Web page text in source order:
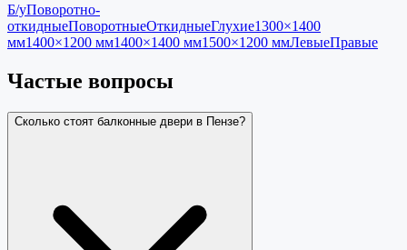
Б/уПоворотно-
откидныеПоворотныеОткидныеГлухие1300×1400
мм1400×1200 мм1400×1400 мм1500×1200 ммЛевыеПравые
Частые вопросы
Сколько стоят балконные двери в Пензе?